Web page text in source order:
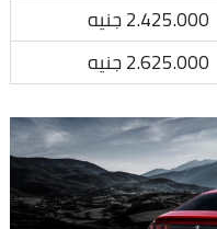
2.425.000 جنيه
2.625.000 جنيه